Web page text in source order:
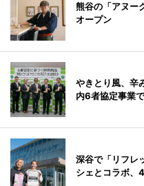
熊谷の「アヌー
オープン
やきとり風、辛
内6者協定事業
深谷で「リフレ
シェとコラボ、